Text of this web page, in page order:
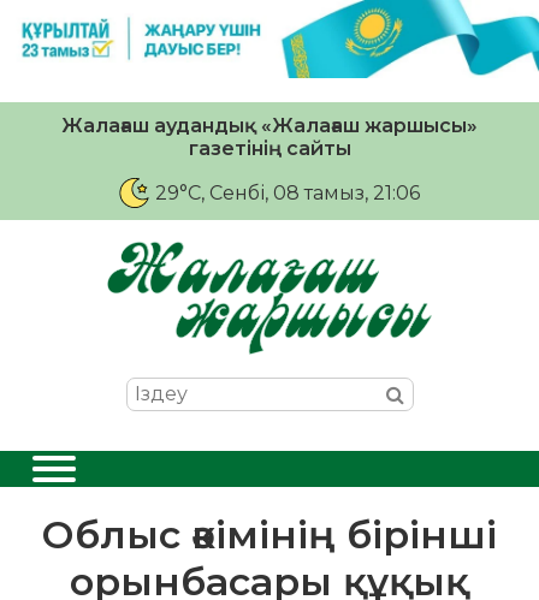
Жалағаш аудандық «Жалағаш жаршысы»
газетінің сайты
29°C, Сенбі, 08 тамыз, 21:06
Облыс әкімінің бірінші
орынбасары құқық